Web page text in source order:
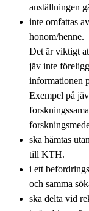
anställningen
inte omfattas
honom/henne.
Det är viktigt
jäv inte
informationen
Exempel på
ska hämtas
till KTH.
i ett
och samma
ska delta vid